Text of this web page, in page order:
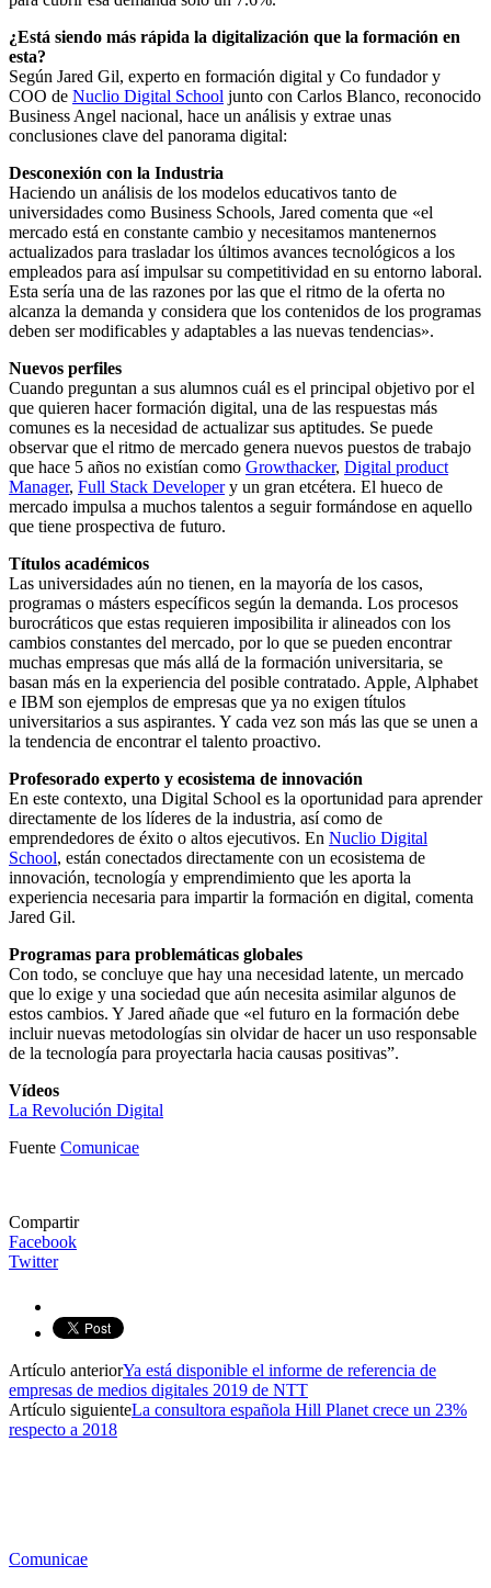
¿Está siendo más rápida la digitalización que la formación en
esta?
Según Jared Gil, experto en formación digital y Co fundador y
COO de Nuclio Digital School junto con Carlos Blanco, reconocido
Business Angel nacional, hace un análisis y extrae unas
conclusiones clave del panorama digital:
Desconexión con la Industria
Haciendo un análisis de los modelos educativos tanto de
universidades como Business Schools, Jared comenta que «el
mercado está en constante cambio y necesitamos mantenernos
actualizados para trasladar los últimos avances tecnológicos a los
empleados para así impulsar su competitividad en su entorno laboral.
Esta sería una de las razones por las que el ritmo de la oferta no
alcanza la demanda y considera que los contenidos de los programas
deben ser modificables y adaptables a las nuevas tendencias».
Nuevos perfiles
Cuando preguntan a sus alumnos cuál es el principal objetivo por el
que quieren hacer formación digital, una de las respuestas más
comunes es la necesidad de actualizar sus aptitudes. Se puede
observar que el ritmo de mercado genera nuevos puestos de trabajo
que hace 5 años no existían como Growthacker, Digital product
Manager, Full Stack Developery un gran etcétera. El hueco de
mercado impulsa a muchos talentos a seguir formándose en aquello
que tiene prospectiva de futuro.
Títulos académicos
Las universidades aún no tienen, en la mayoría de los casos,
programas o másters específicos según la demanda. Los procesos
burocráticos que estas requieren imposibilita ir alineados con los
cambios constantes del mercado, por lo que se pueden encontrar
muchas empresas que más allá de la formación universitaria, se
basan más en la experiencia del posible contratado. Apple, Alphabet
e IBM son ejemplos de empresas que ya no exigen títulos
universitarios a sus aspirantes. Y cada vez son más las que se unen a
la tendencia de encontrar el talento proactivo.
Profesorado experto y ecosistema de innovación
En este contexto, una Digital School es la oportunidad para aprender
directamente de los líderes de la industria, así como de
emprendedores de éxito o altos ejecutivos. En Nuclio Digital
School, están conectados directamente con un ecosistema de
innovación, tecnología y emprendimiento que les aporta la
experiencia necesaria para impartir la formación en digital, comenta
Jared Gil.
Programas para problemáticas globales
Con todo, se concluye que hay una necesidad latente, un mercado
que lo exige y una sociedad que aún necesita asimilar algunos de
estos cambios. Y Jared añade que «el futuro en la formación debe
incluir nuevas metodologías sin olvidar de hacer un uso responsable
de la tecnología para proyectarla hacia causas positivas”.
Vídeos
La Revolución Digital
Fuente Comunicae
Compartir
Facebook
Twitter
Artículo anteriorYa está disponible el informe de referencia de
empresas de medios digitales 2019 de NTT
Artículo siguienteLa consultora española Hill Planet crece un 23%
respecto a 2018
Comunicae